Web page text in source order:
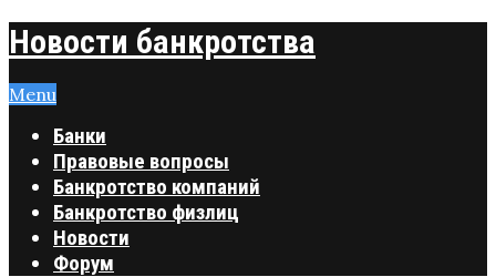
Новости банкротства
Menu
Банки
Правовые вопросы
Банкротство компаний
Банкротство физлиц
Новости
Форум